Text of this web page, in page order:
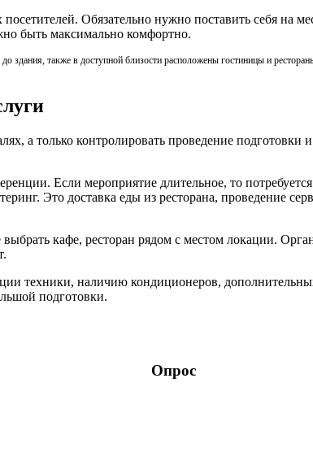
Обязательно нужно поставить себя на
быть максимально комфортно.
здания, также в доступной близости расположены гостиницы и
а только контролировать проведение подготовки
Если мероприятие длительное, то потребуется
Это доставка еды из ресторана, проведение
кафе, ресторан рядом с местом локации.
техники, наличию кондиционеров,
подготовки.
Опрос